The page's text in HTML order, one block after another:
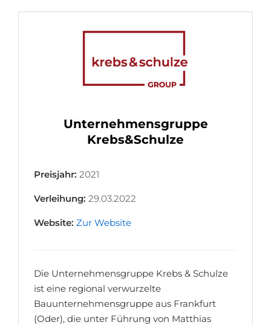
Unternehmensgruppe
Krebs&Schulze
Preisjahr: 2021
Verleihung: 29.03.2022
Website: Zur Website
Die Unternehmensgruppe Krebs & Schulze
ist eine regional verwurzelte
Bauunternehmensgruppe aus Frankfurt
(Oder), die unter Führung von Matthias